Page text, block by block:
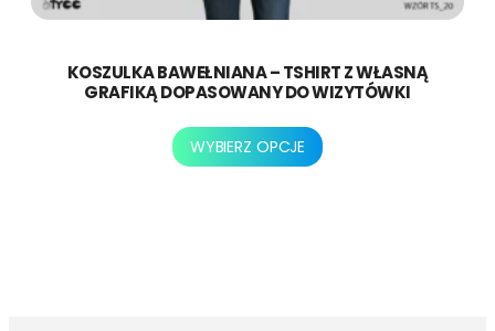
KOSZULKA BAWEŁNIANA – TSHIRT Z WŁASNĄ
GRAFIKĄ DOPASOWANY DO WIZYTÓWKI
WYBIERZ OPCJE
Ten